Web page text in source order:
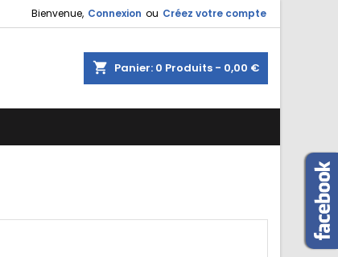
Bienvenue, Connexion ou Créez votre compte
shopping_cart Panier: 0 Produits - 0,00 €